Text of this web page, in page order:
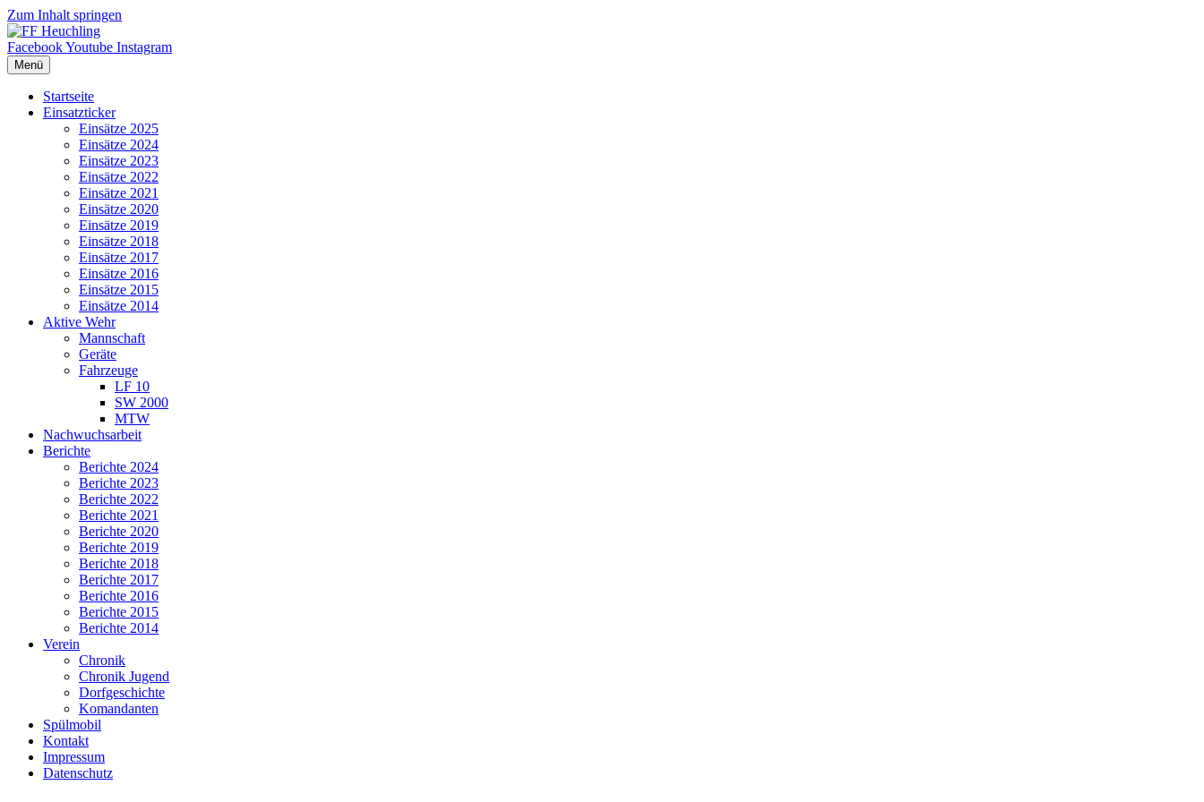
Zum Inhalt springen
FacebookYoutube Instagram
Menü
Startseite
Einsatzticker
Einsätze 2025
Einsätze 2024
Einsätze 2023
Einsätze 2022
Einsätze 2021
Einsätze 2020
Einsätze 2019
Einsätze 2018
Einsätze 2017
Einsätze 2016
Einsätze 2015
Einsätze 2014
Aktive Wehr
Mannschaft
Geräte
Fahrzeuge
LF 10
SW 2000
MTW
Nachwuchsarbeit
Berichte
Berichte 2024
Berichte 2023
Berichte 2022
Berichte 2021
Berichte 2020
Berichte 2019
Berichte 2018
Berichte 2017
Berichte 2016
Berichte 2015
Berichte 2014
Verein
Chronik
Chronik Jugend
Dorfgeschichte
Komandanten
Spülmobil
Kontakt
Impressum
Datenschutz